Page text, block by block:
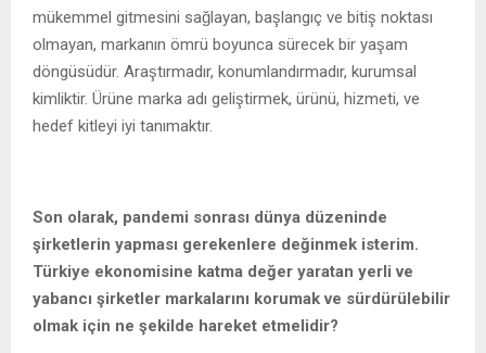
mükemmel gitmesini sağlayan, başlangıç ve bitiş noktası
olmayan, markanın ömrü boyunca sürecek bir yaşam
döngüsüdür. Araştırmadır, konumlandırmadır, kurumsal
kimliktir. Ürüne marka adı geliştirmek, ürünü, hizmeti, ve
hedef kitleyi iyi tanımaktır.
Son olarak, pandemi sonrası dünya düzeninde
şirketlerin yapması gerekenlere değinmek isterim.
Türkiye ekonomisine katma değer yaratan yerli ve
yabancı şirketler markalarını korumak ve sürdürülebilir
olmak için ne şekilde hareket etmelidir?